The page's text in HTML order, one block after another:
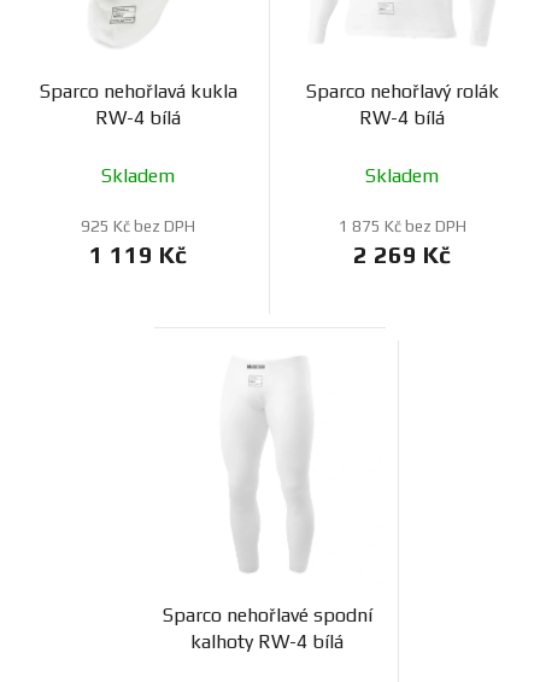
Sparco nehořlavá kukla
RW-4 bílá
Skladem
925 Kč bez DPH
1 119 Kč
Sparco nehořlavý rolák
RW-4 bílá
Skladem
1 875 Kč bez DPH
2 269 Kč
Sparco nehořlavé spodní
kalhoty RW-4 bílá